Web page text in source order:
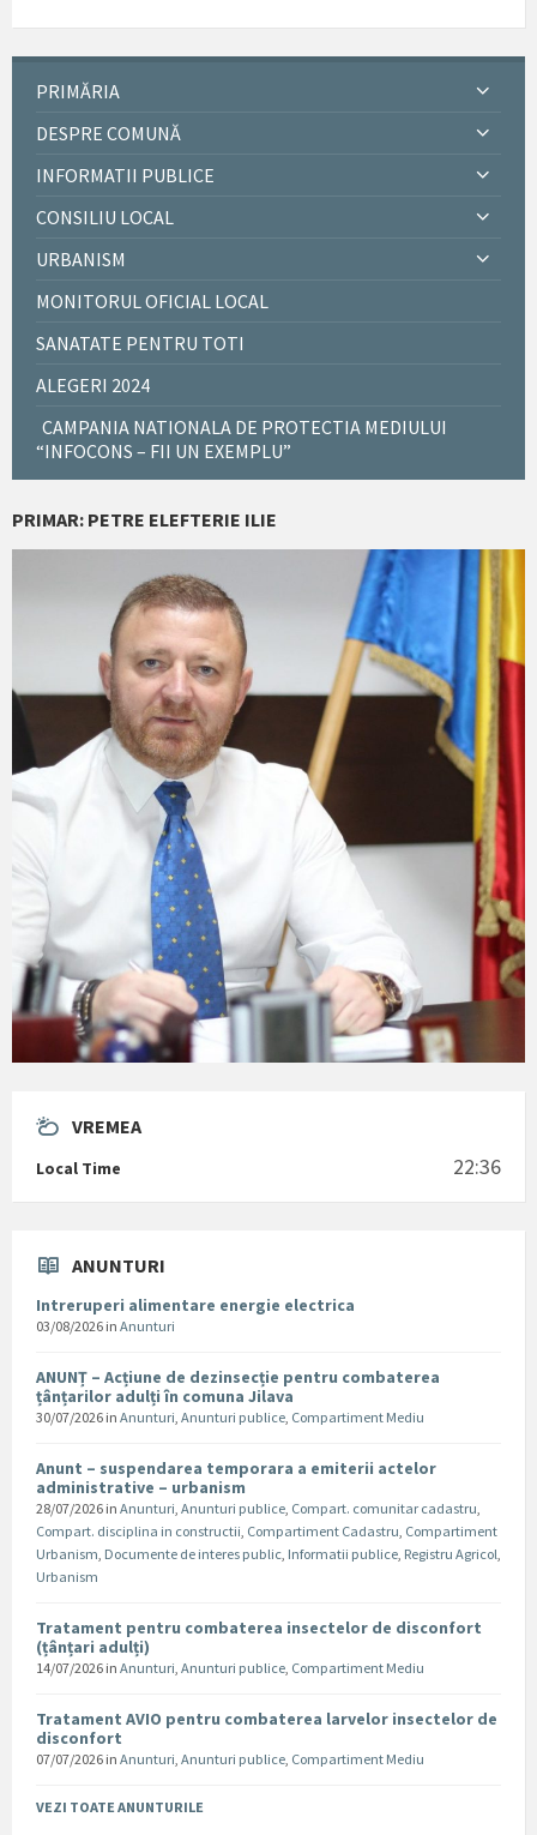
PRIMĂRIA
DESPRE COMUNĂ
INFORMATII PUBLICE
CONSILIU LOCAL
URBANISM
MONITORUL OFICIAL LOCAL
SANATATE PENTRU TOTI
ALEGERI 2024
CAMPANIA NATIONALA DE PROTECTIA MEDIULUI
“INFOCONS – FII UN EXEMPLU”
PRIMAR: PETRE ELEFTERIE ILIE
VREMEA
Local Time 22:36
ANUNTURI
Intreruperi alimentare energie electrica
03/08/2026 in Anunturi
ANUNȚ – Acțiune de dezinsecție pentru combaterea
țânțarilor adulți în comuna Jilava
30/07/2026 in Anunturi, Anunturi publice, Compartiment Mediu
Anunt – suspendarea temporara a emiterii actelor
administrative – urbanism
28/07/2026 in Anunturi, Anunturi publice, Compart. comunitar cadastru,
Compart. disciplina in constructii, Compartiment Cadastru, Compartiment
Urbanism, Documente de interes public, Informatii publice, Registru Agricol,
Urbanism
Tratament pentru combaterea insectelor de disconfort
(țânțari adulți)
14/07/2026 in Anunturi, Anunturi publice, Compartiment Mediu
Tratament AVIO pentru combaterea larvelor insectelor de
disconfort
07/07/2026 in Anunturi, Anunturi publice, Compartiment Mediu
VEZI TOATE ANUNTURILE